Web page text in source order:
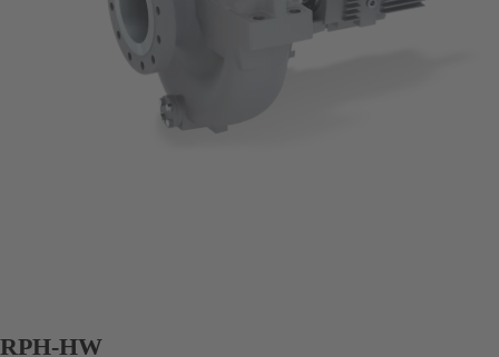
RPH-HW